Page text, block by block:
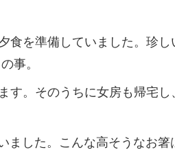
食を準備していました。珍
事。
す。そのうちに女房も帰宅
ました。こんな高そうなお